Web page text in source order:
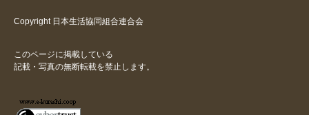
Copyright 日本生活協同組合連合会
このページに掲載している
記載・写真の無断転載を禁止します。